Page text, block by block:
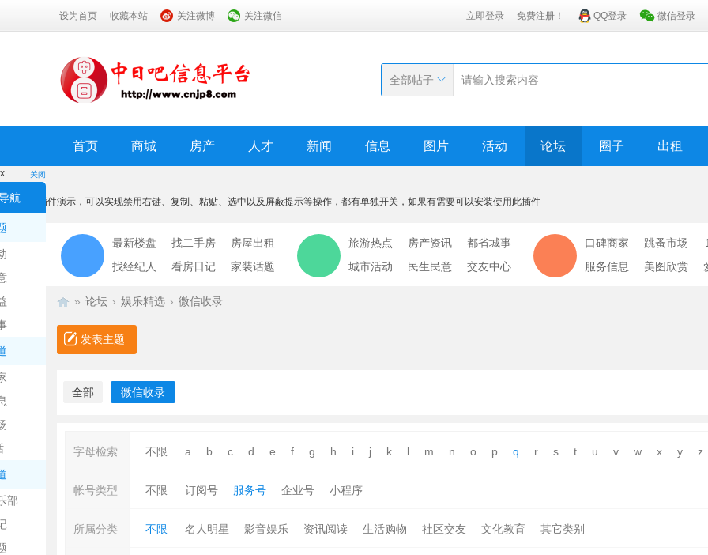
设为首页 收藏本站 关注微博 关注微信 立即登录 免费注册！ QQ登录 微信登录
全部帖子
首页 商城 房产 人才 新闻 信息 图片 活动 论坛 圈子 出租
关闭
航
部
x
本功能为插件演示，可以实现禁用右键、复制、粘贴、选中以及屏蔽提示等操作，都有单独开关，如果有需要可以安装使用此插件
我知道了
最新楼盘 找二手房
房屋出租
找经纪人
看房日记 家装话题
旅游热点 房产资讯
都省城事
城市活动
民生民意 交友中心
口碑商家 跳蚤市场
服务信息
美图欣赏
» 论坛 › 娱乐精选 › 微信收录
发表主题
全部 微信收录
字母检索 不限 a b c d e f g h i j k l m n o p q r s t u v w x y z
帐号类型 不限 订阅号 服务号 企业号 小程序
所属分类 不限 名人明星 影音娱乐 资讯阅读 生活购物 社区交友 文化教育 其它类别